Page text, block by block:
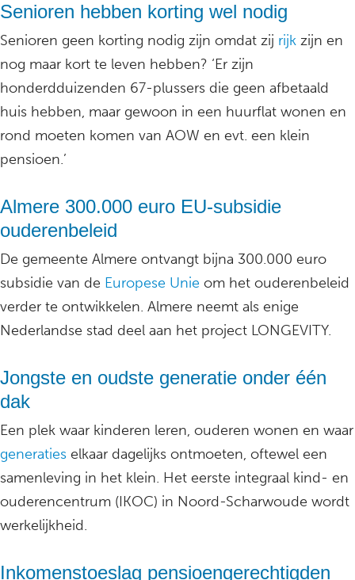
Senioren hebben korting wel nodig
Senioren geen korting nodig zijn omdat zij rijk zijn en
nog maar kort te leven hebben? ‘Er zijn
honderdduizenden 67-plussers die geen afbetaald
huis hebben, maar gewoon in een huurflat wonen en
rond moeten komen van AOW en evt. een klein
pensioen.’
Almere 300.000 euro EU-subsidie
ouderenbeleid
De gemeente Almere ontvangt bijna 300.000 euro
subsidie van de Europese Unie om het ouderenbeleid
verder te ontwikkelen. Almere neemt als enige
Nederlandse stad deel aan het project LONGEVITY.
Jongste en oudste generatie onder één
dak
Een plek waar kinderen leren, ouderen wonen en waar
generaties elkaar dagelijks ontmoeten, oftewel een
samenleving in het klein. Het eerste integraal kind- en
ouderencentrum (IKOC) in Noord-Scharwoude wordt
werkelijkheid.
Inkomenstoeslag pensioengerechtigden